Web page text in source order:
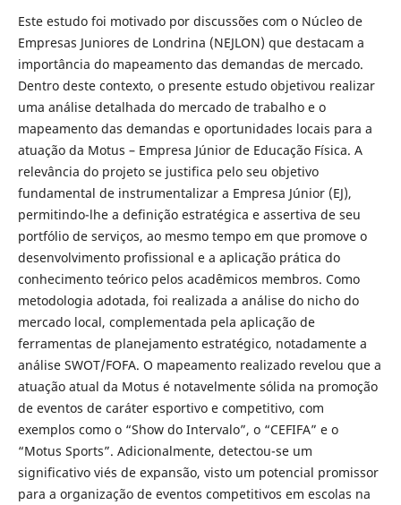
Este estudo foi motivado por discussões com o Núcleo de
Empresas Juniores de Londrina (NEJLON) que destacam a
importância do mapeamento das demandas de mercado.
Dentro deste contexto, o presente estudo objetivou realizar
uma análise detalhada do mercado de trabalho e o
mapeamento das demandas e oportunidades locais para a
atuação da Motus – Empresa Júnior de Educação Física. A
relevância do projeto se justifica pelo seu objetivo
fundamental de instrumentalizar a Empresa Júnior (EJ),
permitindo-lhe a definição estratégica e assertiva de seu
portfólio de serviços, ao mesmo tempo em que promove o
desenvolvimento profissional e a aplicação prática do
conhecimento teórico pelos acadêmicos membros. Como
metodologia adotada, foi realizada a análise do nicho do
mercado local, complementada pela aplicação de
ferramentas de planejamento estratégico, notadamente a
análise SWOT/FOFA. O mapeamento realizado revelou que a
atuação atual da Motus é notavelmente sólida na promoção
de eventos de caráter esportivo e competitivo, com
exemplos como o “Show do Intervalo”, o “CEFIFA” e o
“Motus Sports”. Adicionalmente, detectou-se um
significativo viés de expansão, visto um potencial promissor
para a organização de eventos competitivos em escolas na